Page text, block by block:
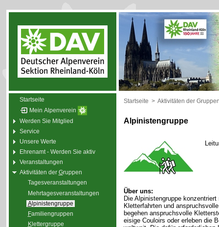
Startseite
Mein Alpenverein
Werden Sie Mitglied
Service
Unsere Werte
Ehrenamt - Werden Sie aktiv
Veranstaltungen
Aktivitäten der Gruppen
Tagesveranstaltungen
Mehrtagesveranstaltungen
Alpinistengruppe
Familiengruppen
Klettergruppe
Startseite > Aktivitäten der
Alpinistengruppe
Über uns:
Die Alpinistengruppe
Kletterfahrten und
begehen anspruchsvolle
eisige Couloirs oder erleben die